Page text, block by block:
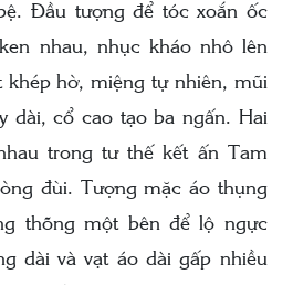
Đầu tượng để tóc xoắn ốc
nhau, nhục kháo nhô lên
khép hờ, miệng tự nhiên, mũi
dài, cổ cao tạo ba ngấn. Hai
trong tư thế kết ấn Tam
đùi. Tượng mặc áo thụng
thõng một bên để lộ ngực
dài và vạt áo dài gấp nhiều